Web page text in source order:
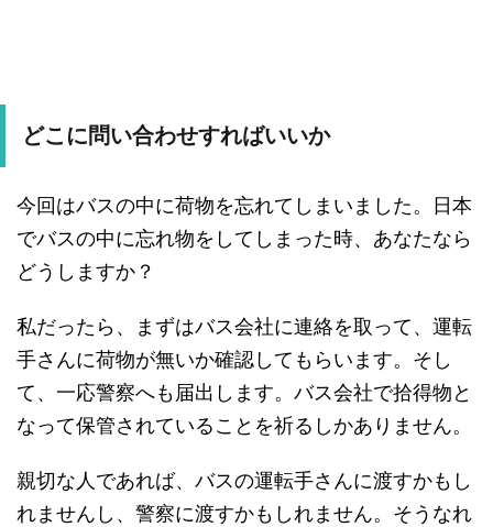
どこに問い合わせすればいいか
今回はバスの中に荷物を忘れてしまいました。日本
でバスの中に忘れ物をしてしまった時、あなたなら
どうしますか？
私だったら、まずはバス会社に連絡を取って、運転
手さんに荷物が無いか確認してもらいます。そし
て、一応警察へも届出します。バス会社で拾得物と
なって保管されていることを祈るしかありません。
親切な人であれば、バスの運転手さんに渡すかもし
れませんし、警察に渡すかもしれません。そうなれ